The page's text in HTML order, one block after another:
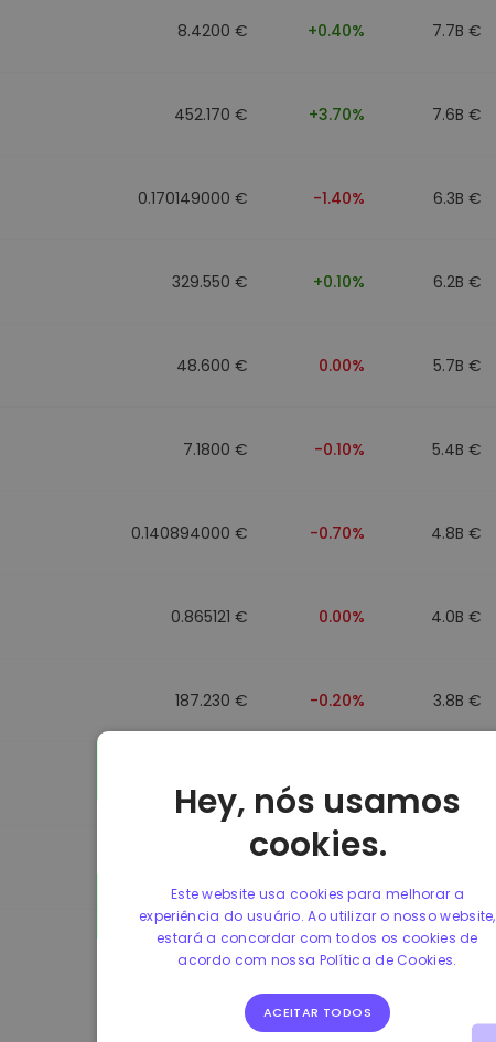
8.4200 € +0.40% 7.7B €
452.170 € +3.70% 7.6B €
0.170149000 € -1.40% 6.3B €
329.550 € +0.10% 6.2B €
48.600 € 0.00% 5.7B €
7.1800 € -0.10% 5.4B €
0.140894000 € -0.70% 4.8B €
0.865121 € 0.00% 4.0B €
187.230 € -0.20% 3.8B €
0.084060000 € +6.10% 3.3B €
Hey, nós usamos
cookies.
Este website usa cookies para melhorar a
experiência do usuário. Ao utilizar o nosso website,
estará a concordar com todos os cookies de
acordo com nossa Política de Cookies.
ACEITAR TODOS